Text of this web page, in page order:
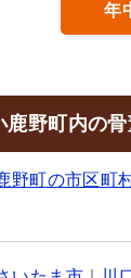
年
鹿野町内の
野町の市区町